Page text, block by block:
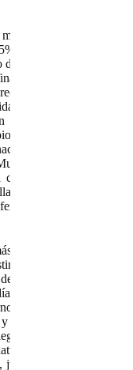
En Puerto
en la última, mientras
diario por turista osciló
del mes. El turismo
La agenda
gratuitas que
ferias,
comunidades
“La Patagonia
de Tango BA
mapuche-
propuestas
invernal diversa y de
de 266.000 turistas
en $ 26.036
51%, Curuzú
promedio fue de 5
también tuvo una
y turismo regional.
Itatí, San Miguel,
y cultura. Los
junto a la pesca